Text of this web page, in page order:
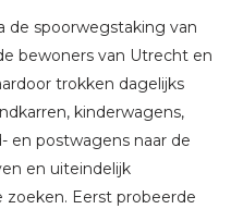
de spoorwegstaking van
bewoners van Utrecht en
trokken dagelijks
kinderwagens,
en postwagens naar de
en uiteindelijk
Eerst probeerde